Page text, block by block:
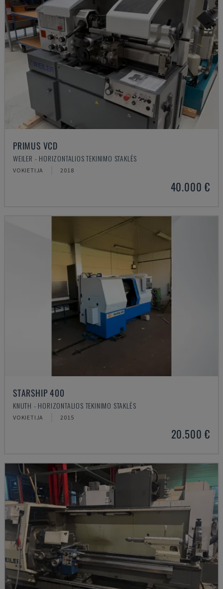
PRIMUS VCD
WEILER - HORIZONTALIOS TEKINIMO STAKLĖS
VOKIETIJA 2018
40.000 €
STARSHIP 400
KNUTH - HORIZONTALIOS TEKINIMO STAKLĖS
VOKIETIJA 2015
20.500 €